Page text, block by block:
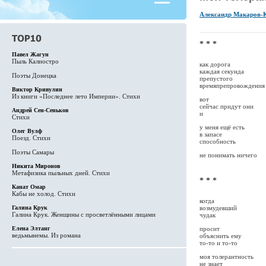
Павел Жагун
Пыль Калиостро
Поэты Донецка
Виктор Кривулин
Из книги «Последнее лето Империи». Стихи
Андрей Сен-Сеньков
Стихи
Олег Вулф
Поезд. Стихи
Поэты Самары
Никита Миронов
Метафизика пыльных дней. Стихи
Канат Омар
Кабы не холод. Стихи
Галина Крук
Галина Крук. Женщины с просветлёнными лицами
Елена Элтанг
ведьмынемы. Из романа
Александр Макаров-
* * *
как дорога
каждая секунда
препустого
времяпрепровождения
вот
сейчас придут они
и
у меня ещё есть
в запасе
способность
не понимать ничего
* * *
когда
возмудевший
чудак
просит
объяснить ему
то-то и то-то
моя толерантность
не знает